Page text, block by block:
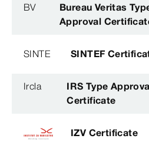
BV
Bureau Veritas
Approval
SINTE SINTEF
Ircla
IRS Type
Certificate
IZV Certificate